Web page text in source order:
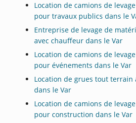
Location de camions de
pour travaux publics dans le
Entreprise de levage de
avec chauffeur dans le Var
Location de camions de
pour événements dans le Var
Location de grues tout terrain
dans le Var
Location de camions de
pour construction dans le Var